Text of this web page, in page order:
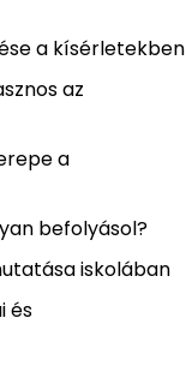
a kísérletekben
az
a
befolyásol?
iskolában
és